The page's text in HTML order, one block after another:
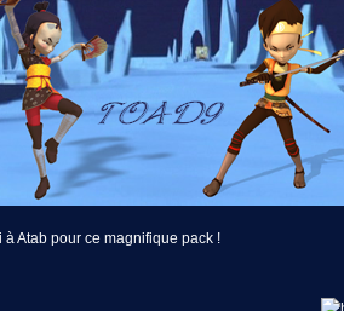
à Atab pour ce magnifique pack !